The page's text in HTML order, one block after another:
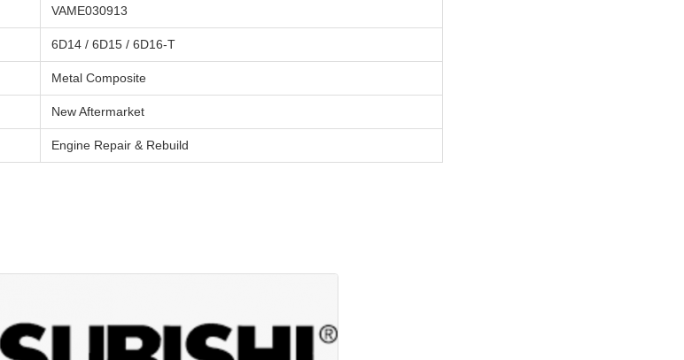
VAME030913
6D14 / 6D15 / 6D16-T
Metal Composite
New Aftermarket
Engine Repair & Rebuild